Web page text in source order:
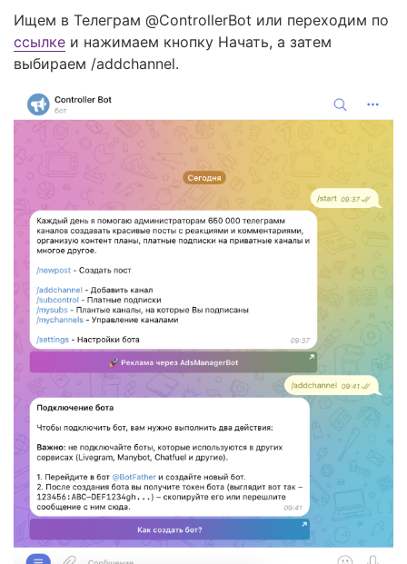
Ищем в Телеграм @ControllerBot или переходим по
ссылке и нажимаем кнопку Начать, а затем
выбираем /addchannel.